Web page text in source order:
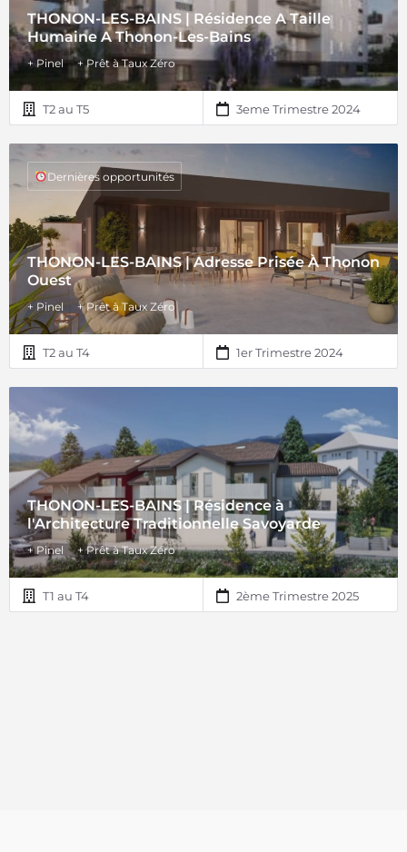
THONON-LES-BAINS | Résidence A Taille
Humaine A Thonon-Les-Bains
+ Pinel + Prêt à Taux Zéro
T2 au T5 3eme Trimestre 2024
THONON-LES-BAINS | Adresse Prisée À Thonon
Ouest
+ Pinel + Prêt à Taux Zéro
Dernières opportunités
T2 au T4 1er Trimestre 2024
THONON-LES-BAINS | Résidence à
l'Architecture Traditionnelle Savoyarde
+ Pinel + Prêt à Taux Zéro
T1 au T4 2ème Trimestre 2025